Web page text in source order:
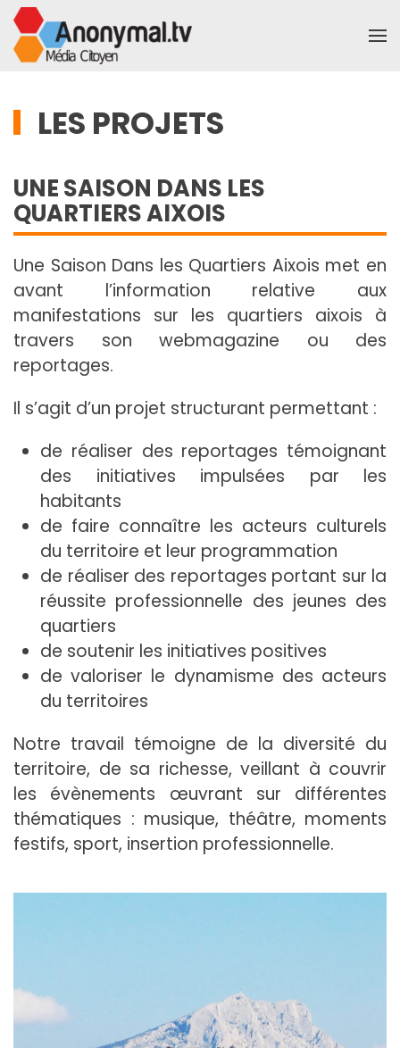
Accéder au contenu principal
LES PROJETS
UNE SAISON DANS LES
QUARTIERS AIXOIS
Une Saison Dans les Quartiers Aixois met en
avant l’information relative aux
manifestations sur les quartiers aixois à
travers son webmagazine ou des
reportages.
Il s’agit d’un projet structurant permettant :
de réaliser des reportages témoignant
des initiatives impulsées par les
habitants
de faire connaître les acteurs culturels
du territoire et leur programmation
de réaliser des reportages portant sur la
réussite professionnelle des jeunes des
quartiers
de soutenir les initiatives positives
de valoriser le dynamisme des acteurs
du territoires
Notre travail témoigne de la diversité du
territoire, de sa richesse, veillant à couvrir
les évènements œuvrant sur différentes
thématiques : musique, théâtre, moments
festifs, sport, insertion professionnelle.